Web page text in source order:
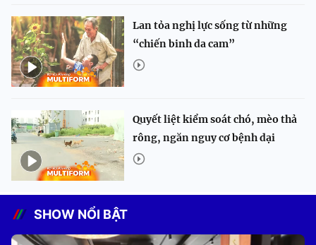
Lan tỏa nghị lực sống từ những
“chiến binh da cam”
Quyết liệt kiểm soát chó, mèo thả
rông, ngăn nguy cơ bệnh dại
SHOW NỔI BẬT